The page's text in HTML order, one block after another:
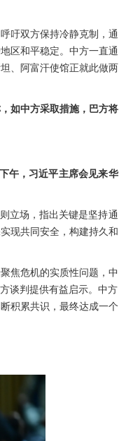
吁双方保持冷静克制，通
区和平稳定。中方一直通
、阿富汗使馆正就此做两
如中方采取措施，巴方将
午，习近平主席会见来华
立场，指出关键是坚持通
现共同安全，构建持久和
焦危机的实质性问题，中
谈判提供有益启示。中方
积累共识，最终达成一个